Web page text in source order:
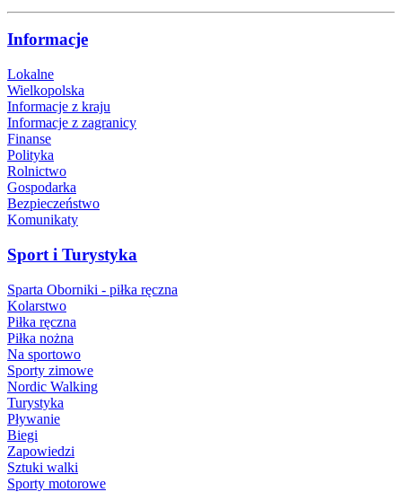
Informacje
Lokalne
Wielkopolska
Informacje z kraju
Informacje z zagranicy
Finanse
Polityka
Rolnictwo
Gospodarka
Bezpieczeństwo
Komunikaty
Sport i Turystyka
Sparta Oborniki - piłka ręczna
Kolarstwo
Piłka ręczna
Piłka nożna
Na sportowo
Sporty zimowe
Nordic Walking
Turystyka
Pływanie
Biegi
Zapowiedzi
Sztuki walki
Sporty motorowe